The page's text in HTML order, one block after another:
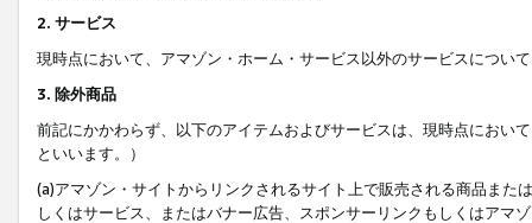
2. サービス
現時点において、アマゾン・ホーム・サービス以外のサービスについ
3. 除外商品
前記にかかわらず、以下のアイテムおよびサービスは、現時点におい
といいます。）
(a)アマゾン・サイトからリンクされるサイト上で販売される商品ま
しくはサービス、またはバナー広告、スポンサーリンクもしくはアマ